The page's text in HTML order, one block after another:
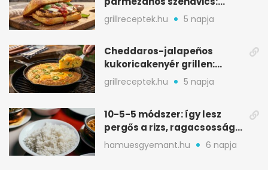
ropogós csirke, olvadó sajt
grillreceptek.hu 5 napja
Cheddaros-jalapeños
kukoricakenyér grillen:
ropogós alj, puha belső
grillreceptek.hu 5 napja
10-5-5 módszer: így lesz
pergős a rizs, ragacsosság
nélkül
hamuesgyemant.hu 6 napja